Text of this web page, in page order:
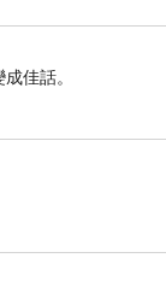
佳話。